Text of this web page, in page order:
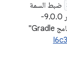
ضبط السمة
عند استخدامها مع الإصدار 9.0.0-
alpha04 من "مكوّن Android الإضافي لبرنامج Gradle"